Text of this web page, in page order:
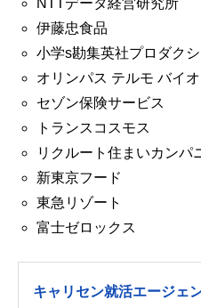
NTTデータ経営研究所
伊藤忠食品
小学s勘集英社プロダク
オリンパス テルモ バイ
セゾン保険サービス
トランスコスモス
リクルート住まいカンパ
新東京フード
東急リゾート
富士ゼロックス
キャリセン就活エージェ